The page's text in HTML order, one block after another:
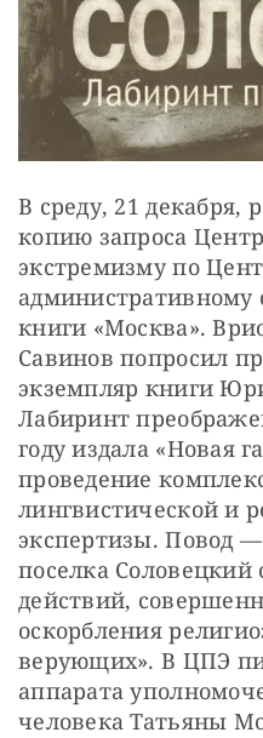
В среду, 21 декабря,
копию запроса
экстремизму по
административному
книги «Москва».
Сави­нов попросил
экземпляр книги
Лабиринт
году издала «Новая
проведение
лингвистической и
экспертизы. Повод
поселка Соловецкий
действий,
оскорбления
верующих». В ЦПЭ
аппарата
человека Татьяны